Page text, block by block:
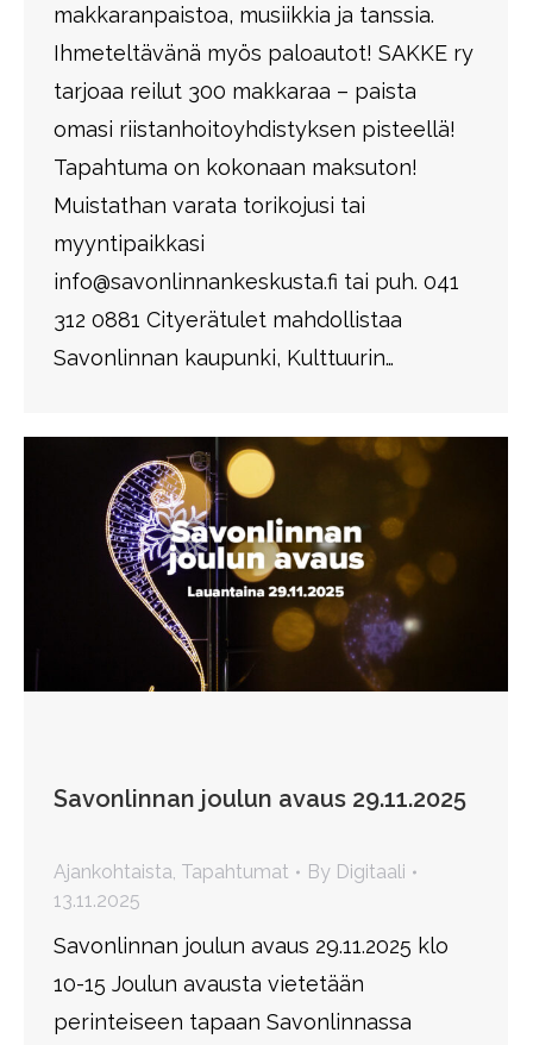
makkaranpaistoa, musiikkia ja tanssia.
Ihmeteltävänä myös paloautot! SAKKE ry
tarjoaa reilut 300 makkaraa – paista
omasi riistanhoitoyhdistyksen pisteellä!
Tapahtuma on kokonaan maksuton!
Muistathan varata torikojusi tai
myyntipaikkasi
info@savonlinnankeskusta.fi tai puh. 041
312 0881 Cityerätulet mahdollistaa
Savonlinnan kaupunki, Kulttuurin…
Savonlinnan joulun avaus 29.11.2025
Ajankohtaista Tapahtumat By Digitaali
13.11.2025
Savonlinnan joulun avaus 29.11.2025 klo
10-15 Joulun avausta vietetään
perinteiseen tapaan Savonlinnassa